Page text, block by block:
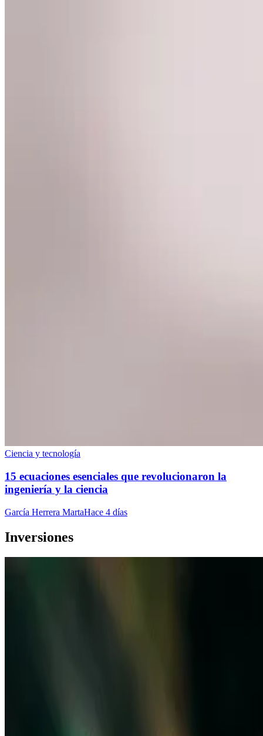
Ciencia y tecnología
15 ecuaciones esenciales que revolucionaron la
ingeniería y la ciencia
García Herrera MartaHace 4 días
Inversiones